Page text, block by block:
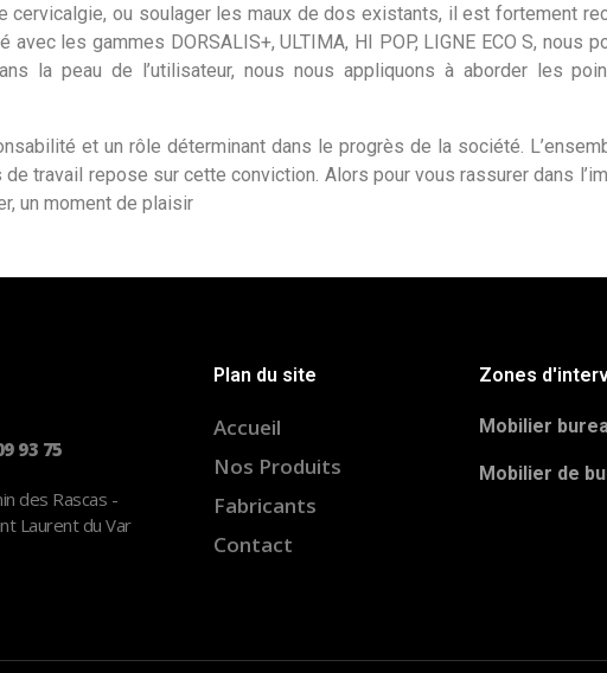
ou soulager les maux de dos existants, il est fortement
les gammes DORSALIS+, ULTIMA, HI POP, LIGNE ECO S, nous
la peau de l’utilisateur, nous nous appliquons à aborder les
et un rôle déterminant dans le progrès de la société.
travail repose sur cette conviction. Alors pour vous rassurer dans
un moment de plaisir
93 75
des Rascas -
Laurent du Var
Plan du site
Accueil
Nos Produits
Fabricants
Contact
Zones
Mobilier
Mobilier de